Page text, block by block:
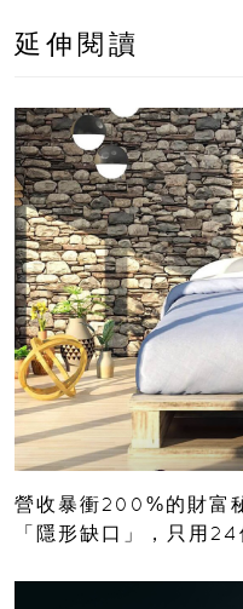
延伸閱讀
營收暴衝200%的財富
「隱形缺口」，只用